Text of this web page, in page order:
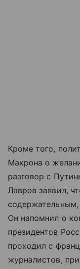
Кроме того,
Макрона о
разговор с
Лавров заявил,
Он напомнил о
президентов
проходил с
журналистов,